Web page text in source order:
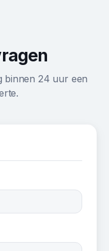
binnen 24 uur een